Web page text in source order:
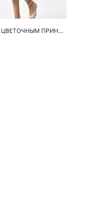
ПЛАТЬЕ С ЦВЕТОЧНЫМ ПРИНТОМ